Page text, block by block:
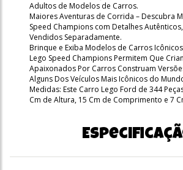
Adultos de Modelos de Carros.
Maiores Aventuras de Corrida – Descubra
Speed Champions com Detalhes
Vendidos Separadamente.
Brinque e Exiba Modelos de Carros
Lego Speed Champions Permitem Que
Apaixonados Por Carros Construam
Alguns Dos Veículos Mais Icônicos do
Medidas: Este Carro Lego Ford de 344
Cm de Altura, 15 Cm de Comprimento e 7